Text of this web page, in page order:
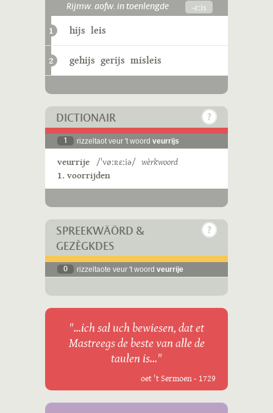
Rijmw. aofw. in toenlengde -ɛːis
1 hijs leis
2 gehijs gerijs misleis
DICTIONAIR
1 rizzeltaot veur 't woord veurrijs
veurrije /ˈvøːʀɛːiə/ wèrkwoord
1. voorrijden
SPREEKWÄÖRD &
GEZÈGKDES
0 rizzeltaote veur 't woord veurrije
"...ich sal uch bewiesen, dat et
Mastreegs de beste van alle de
taulen is..."
oet 't Sermoen - 1729